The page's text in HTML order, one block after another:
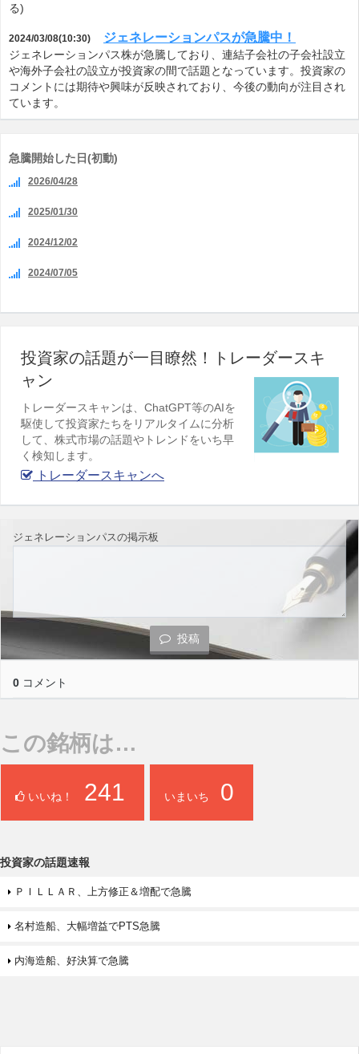
る)
2024/03/08(10:30) ジェネレーションパスが急騰中！
ジェネレーションパス株が急騰しており、連結子会社の子会社設立
や海外子会社の設立が投資家の間で話題となっています。投資家の
コメントには期待や興味が反映されており、今後の動向が注目され
ています。
急騰開始した日(初動)
2026/04/28
2025/01/30
2024/12/02
2024/07/05
投資家の話題が一目瞭然！トレーダースキ
ャン
トレーダースキャンは、ChatGPT等のAIを
駆使して投資家たちをリアルタイムに分析
して、株式市場の話題やトレンドをいち早
く検知します。
トレーダースキャンへ
ジェネレーションパスの掲示板
投稿
0 コメント
この銘柄は…
いいね！ 241 いまいち 0
投資家の話題速報
ＰＩＬＬＡＲ、上方修正＆増配で急騰
名村造船、大幅増益でPTS急騰
内海造船、好決算で急騰